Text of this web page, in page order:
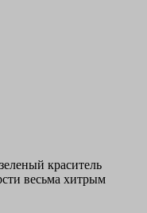
краситель
весьма хитрым